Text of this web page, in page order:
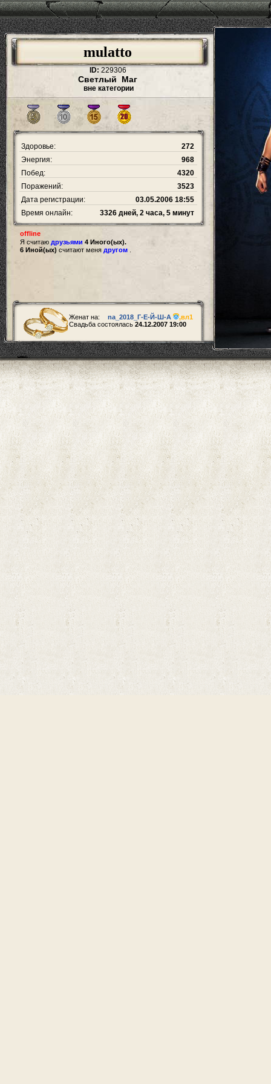
mulatto
ID: 229306
Светлый Маг
вне категории
Здоровье:
272
Энергия:
968
Побед:
4320
Поражений:
3523
Дата регистрации:
03.05.2006 18:55
Время онлайн:
3326 дней, 2 часа, 5 минут
offline
Я считаю друзьями 4 Иного(ых).
6 Иной(ых) считают меня другом
Женат на: na_2018_Г-Е-Й-Ш-А ,вл1
Свадьба состоялась 24.12.2007 19:00